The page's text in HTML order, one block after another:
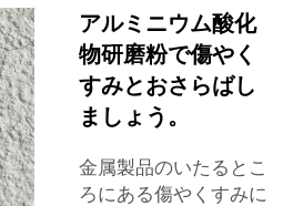
アルミニウム酸化
物研磨粉で傷やく
すみとおさらばし
ましょう。
金属製品のいたるとこ
ろにある傷やくすみに